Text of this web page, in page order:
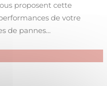
proposent cette
de votre
de pannes…